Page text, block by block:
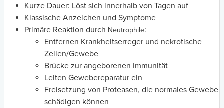
Kurze Dauer: Löst sich innerhalb von Tagen auf
Klassische Anzeichen und Symptome
Primäre Reaktion durch Neutrophile:
Entfernen Krankheitserreger und nekrotische
Zellen/Gewebe
Brücke zur angeborenen Immunität
Leiten Gewebereparatur ein
Freisetzung von Proteasen, die normales Gewebe
schädigen können